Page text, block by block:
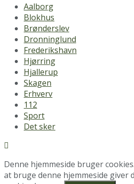
Aalborg
Blokhus
Brønderslev
Dronninglund
Frederikshavn
Hjørring
Hjallerup
Skagen
Erhverv
112
Sport
Det sker
Denne hjemmeside bruger
at bruge denne hjemmeside giver